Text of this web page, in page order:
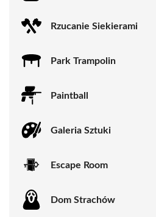
Rzucanie Siekierami
Park Trampolin
Paintball
Galeria Sztuki
Escape Room
Dom Strachów